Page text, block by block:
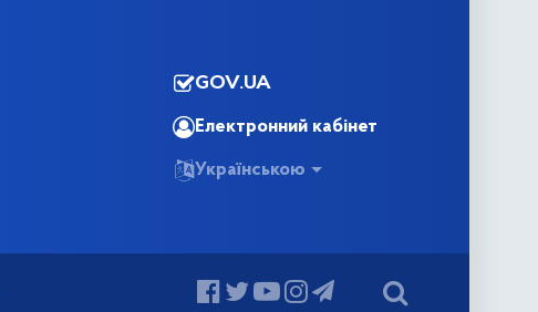
GOV.UA
Електронний кабінет
Українською